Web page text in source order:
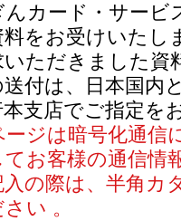
んカード・サー
をお受けいたし
いただきました資
送付は、日本国内
本支店でご指定を
ージは暗号化通信
てお客様の通信情
の際は、半角カ
い 。